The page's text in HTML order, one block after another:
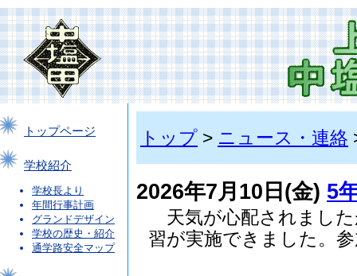
トップページ
学校紹介
学校長より
年間行事計画
グランドデザイン
学校の歴史・紹介
通学路安全マップ
トップ > ニュース・連絡
2026年7月10日(金) 5
天気が心配されました
習が実施できました。